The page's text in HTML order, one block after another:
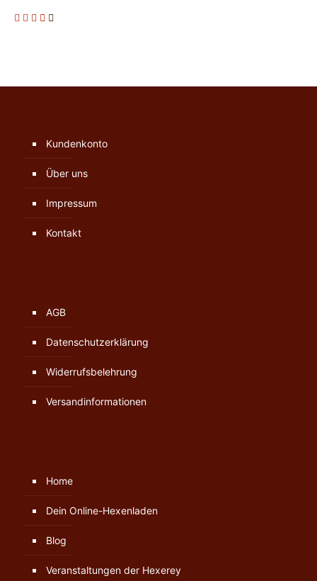
Kundenkonto
Über uns
Impressum
Kontakt
AGB
Datenschutzerklärung
Widerrufsbelehrung
Versandinformationen
Home
Dein Online-Hexenladen
Blog
Veranstaltungen der Hexerey